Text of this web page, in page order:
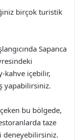
birçok turistik
Sapanca
kahve içebilir,
yapabilirsiniz.
bu bölgede,
taze
deneyebilirsiniz.